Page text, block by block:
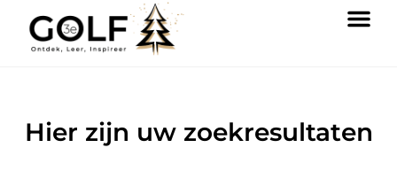
Hier zijn uw zoekresultaten